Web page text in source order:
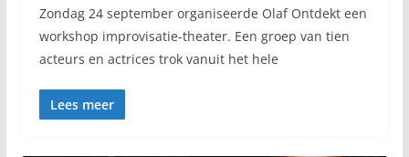
Zondag 24 september organiseerde Olaf Ontdekt een
workshop improvisatie-theater. Een groep van tien
acteurs en actrices trok vanuit het hele
Lees meer